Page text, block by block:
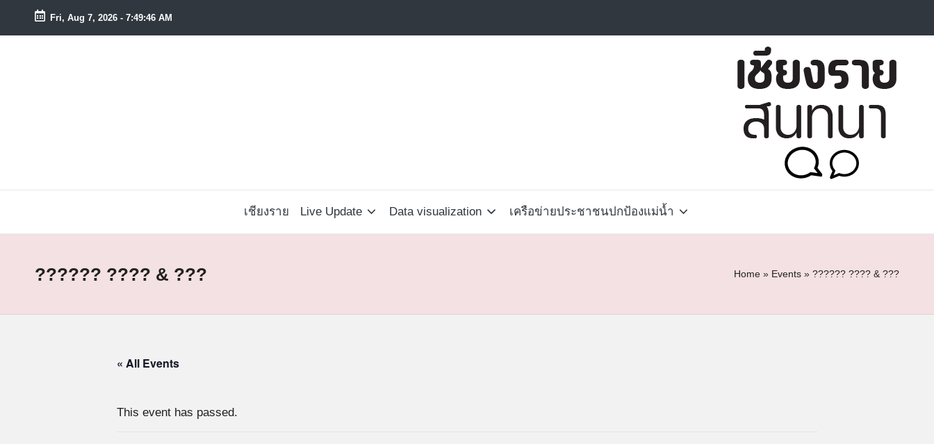
Skip
Fri, Aug 7, 2026 - 7:49:46 AM
เชียงราย Live Update Data visualization เครือข่ายประชาชนปกป้องแม่น้ำ
?????? ???? & ??? Home » Events » ?????? ???? & ???
« All Events
This event has passed.